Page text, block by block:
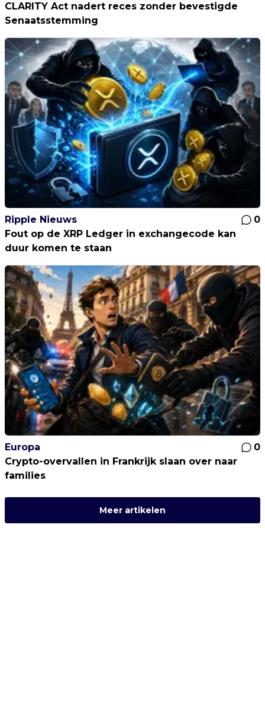
CLARITY Act nadert reces zonder bevestigde
Senaatsstemming
Ripple Nieuws
0
Fout op de XRP Ledger in exchangecode kan
duur komen te staan
Europa
0
Crypto-overvallen in Frankrijk slaan over naar
families
Meer artikelen